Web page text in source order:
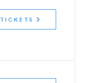
TICKETS